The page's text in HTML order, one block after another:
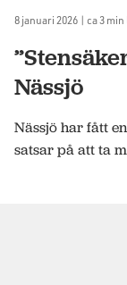
8 januari 2026 | ca 3
Nässjö
Nässjö har fått
satsar på att ta